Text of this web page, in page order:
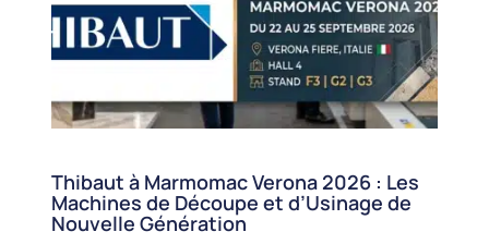
Thibaut à Marmomac Verona 2026 : Les
Machines de Découpe et d’Usinage de
Nouvelle Génération